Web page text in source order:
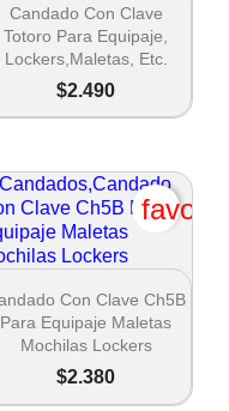
 Vista rápida
Candado Con Clave
Totoro Para Equipaje,
Lockers,maletas, Etc.
$2.490
 Vista rápida
Con Clave Ch5B
Para Equipaje Maletas
Mochilas Lockers
$2.380